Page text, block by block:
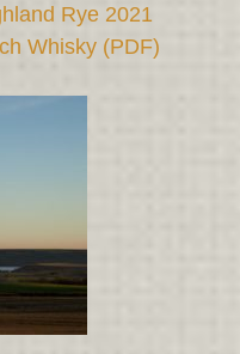
Rye 2021
Whisky (PDF)